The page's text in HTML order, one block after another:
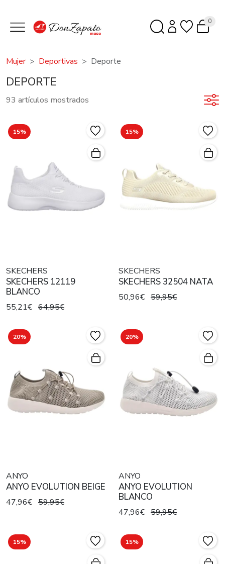
0
Mujer Deportivas Deporte
DEPORTE
93 artículos mostrados
15%
SKECHERS
SKECHERS 12119
BLANCO
55,21€ 64,95€
15%
SKECHERS
SKECHERS 32504 NATA
50,96€ 59,95€
20%
ANYO
ANYO EVOLUTION BEIGE
47,96€ 59,95€
20%
ANYO
ANYO EVOLUTION
BLANCO
47,96€ 59,95€
15% 15%